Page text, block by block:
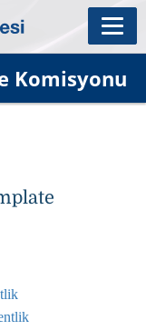
Komisyonu